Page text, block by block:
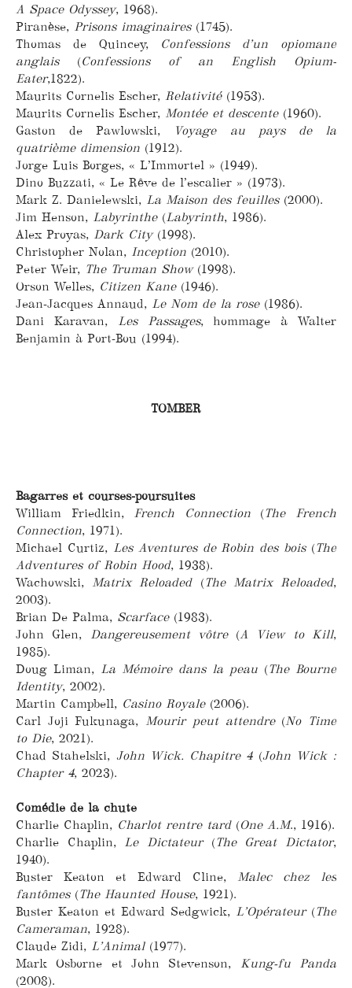
A Space Odyssey, 1968).
Piranèse, Prisons imaginaires(1745).
Thomas de Quincey, Confessions d’un opiomane
anglais(Confessions of an English Opium-
Eater,1822).
Maurits Cornelis Escher, Relativité(1953).
Maurits Cornelis Escher, Montée et descente(1960).
Gaston de Pawlowski,
Voyage au pays de la
quatrième dimension (1912).
Jorge Luis Borges, « L’Immortel » (1949).
Dino Buzzati, « Le Rêve de l’escalier » (1973).
Mark Z. Danielewski, La Maison des feuilles(2000).
Jim Henson, Labyrinthe(Labyrinth, 1986).
Alex Proyas, Dark City(1998).
Christopher Nolan, Inception (2010).
Peter Weir, The Truman Show(1998).
Orson Welles, Citizen Kane(1946).
Jean-Jacques Annaud, Le Nom de la rose(1986).
Dani Karavan, Les Passages, hommage à Walter
Benjamin à Port-Bou (1994).
TOMBER
Bagarres et courses-poursuites
William Friedkin,
French Connection(The French
Connection, 1971).
Michael Curtiz, Les Aventures de Robin des bois(The
Adventures of Robin Hood, 1938).
Wachowski, Matrix Reloaded(The Matrix Reloaded,
2003).
Brian De Palma, Scarface(1983).
John Glen,
Dangereusement vôtre(A View to Kill,
1985).
Doug Liman,
La Mémoire dans la peau (The Bourne
Identity, 2002).
Martin Campbell, Casino Royale(2006).
Carl Joji Fukunaga, Mourir peut attendre(No Time
to Die, 2021).
Chad Stahelski, John Wick. Chapitre 4(John Wick :
Chapter 4, 2023).
Comédie de la chute
Charlie Chaplin, Charlot rentre tard(One A.M., 1916).
Charlie Chaplin, Le Dictateur(The Great Dictator,
1940).
Buster Keaton et Edward Cline, Malec chez les
fantômes(The Haunted House, 1921).
Buster Keaton et Edward Sedgwick, L’Opérateur(The
Cameraman, 1928).
Claude Zidi, L’Animal(1977).
Mark Osborne et John Stevenson, Kung-fu Panda
(2008).